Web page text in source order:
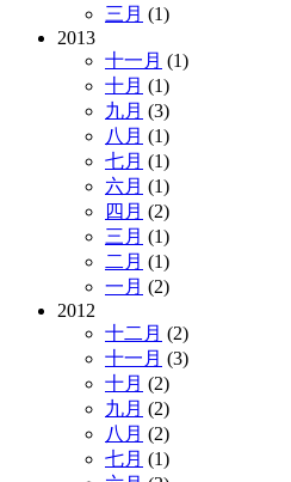
三月 (1)
2013
十一月 (1)
十月 (1)
九月 (3)
八月 (1)
七月 (1)
六月 (1)
四月 (2)
三月 (1)
二月 (1)
一月 (2)
2012
十二月 (2)
十一月 (3)
十月 (2)
九月 (2)
八月 (2)
七月 (1)